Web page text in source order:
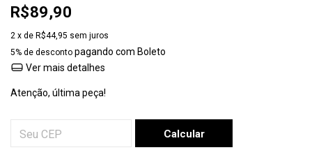
R$89,90
2 x de R$44,95 sem juros
5% de desconto pagando com Boleto
Ver mais detalhes
Atenção, última peça!
Calcular